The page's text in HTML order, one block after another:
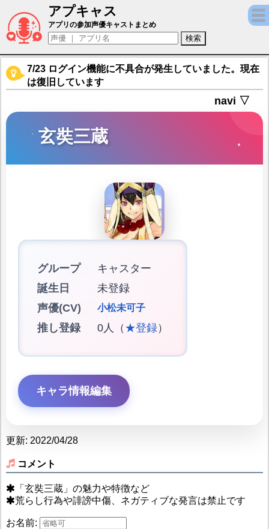
アプキャス
玄奘三蔵（声優：小松未可子)【Fate/Grand
アプリの参加声優キャストまとめ
7/23 ログイン機能に不具合が発生していました。現在
は復旧しています
navi ▽
玄奘三蔵
グループ
キャスター
誕生日
未登録
声優(CV)
小松未可子
推し登録 0人（ ★登録）
キャラ情報編集
更新: 2022/04/28
コメント
「玄奘三蔵」の魅力や特徴など
荒らし行為や誹謗中傷、ネガティブな発言は禁止です
お名前: